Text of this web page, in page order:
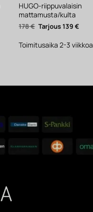
HUGO-riippuvalaisin
mattamusta/kulta
178€ Alkuperäinen
hinta
178 €.
139€
139 €.
Toimitusaika 2-3 viikkoa